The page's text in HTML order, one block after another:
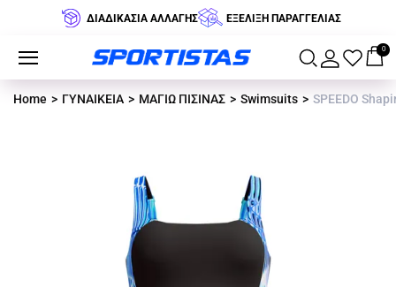
ΔΙΑΔΙΚΑΣΙΑ ΑΛΛΑΓΗΣ ΕΞΕΛΙΞΗ ΠΑΡΑΓΓΕΛΙΑΣ
0
Home ΓΥΝΑΙΚΕΙΑ ΜΑΓΙΩ ΠΙΣΙΝΑΣ Swimsuits SPEEDO